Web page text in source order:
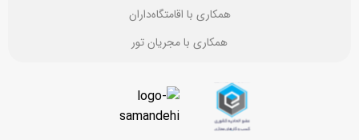
همکاری با مجریان تور
همکاری با اقامتگاه‌داران